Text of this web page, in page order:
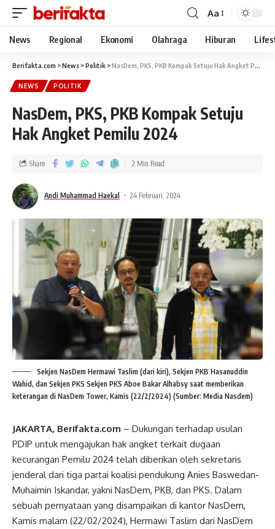
Aa
News Regional Ekonomi Olahraga Hiburan
Berifakta.com >News >Politik >NasDem, PKS, PKB Kompak Setuju Hak Angket Pemilu 2024
NEWS POLITIK
NasDem, PKS, PKB Kompak Setuju
Hak Angket Pemilu 2024
Andi Muhammad Haekal 24 Februari, 2024
Share 2 Min Read
Sekjen NasDem Hermawi Taslim (dari kiri), Sekjen PKB Hasanuddin
Wahid, dan Sekjen PKS Sekjen PKS Aboe Bakar Alhabsy saat memberikan
keterangan di NasDem Tower, Kamis (22/2/2024) (Sumber: Media Nasdem)
JAKARTA, Berifakta.com – Dukungan terhadap usulan
PDIP untuk mengajukan hak angket terkait dugaan
kecurangan Pemilu 2024 telah diberikan oleh sekretaris
jenderal dari tiga partai koalisi pendukung Anies Baswedan-
Muhaimin Iskandar, yakni NasDem, PKB, dan PKS. Dalam
sebuah pernyataan yang disampaikan di kantor NasDem,
Kamis malam (22/02/2024), Hermawi Taslim dari NasDem